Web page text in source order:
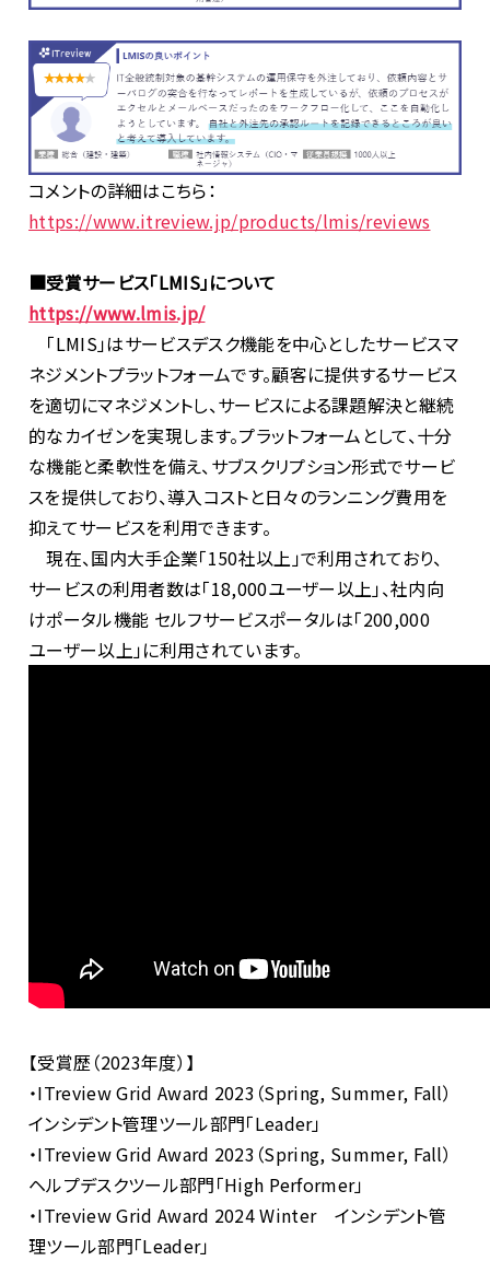
コメントの詳細はこちら：
https://www.itreview.jp/products/lmis/reviews
■受賞サービス「LMIS」について
https://www.lmis.jp/
「LMIS」はサービスデスク機能を中心としたサービスマ
ネジメントプラットフォームです。顧客に提供するサービス
を適切にマネジメントし、サービスによる課題解決と継続
的なカイゼンを実現します。プラットフォームとして、十分
な機能と柔軟性を備え、サブスクリプション形式でサービ
スを提供しており、導入コストと日々のランニング費用を
抑えてサービスを利用できます。
現在、国内大手企業「150社以上」で利用されており、
サービスの利用者数は「18,000ユーザー以上」、社内向
けポータル機能 セルフサービスポータルは「200,000
ユーザー以上」に利用されています。
【受賞歴（2023年度）】
・ITreview Grid Award 2023 （Spring, Summer, Fall）
インシデント管理ツール部門「Leader」
・ITreview Grid Award 2023 （Spring, Summer, Fall）
ヘルプデスクツール部門「High Performer」
・ITreview Grid Award 2024 Winterインシデント管
理ツール部門「Leader」